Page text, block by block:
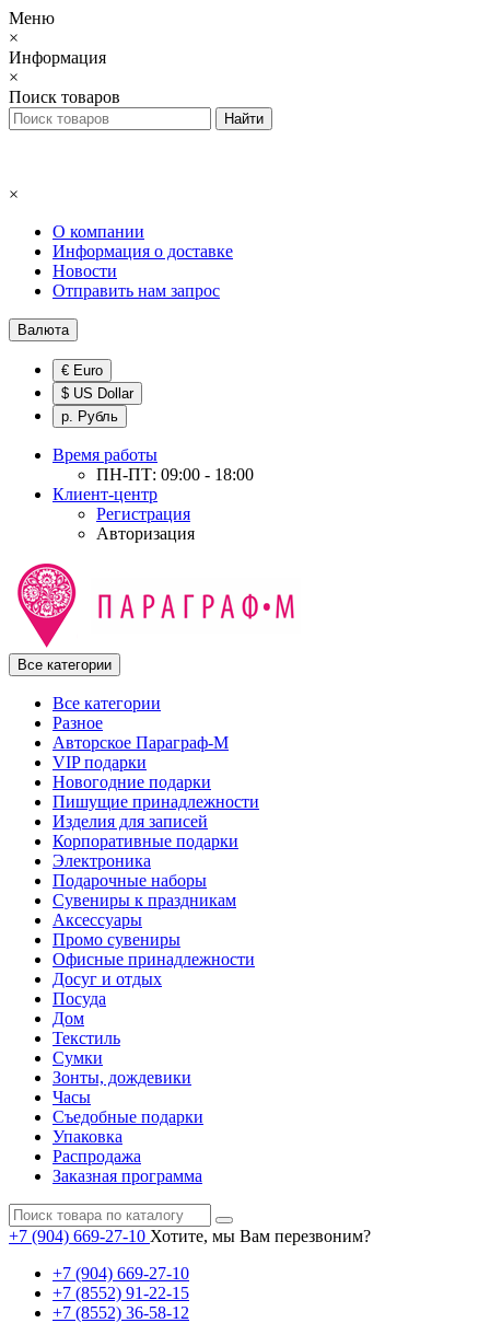
Меню
×
Информация
×
Поиск товаров
×
О компании
Информация о доставке
Новости
Отправить нам запрос
Валюта
€ Euro
$ US Dollar
р. Рубль
Время работы
ПН-ПТ: 09:00 - 18:00
Клиент-центр
Регистрация
Авторизация
Все категории
Все категории
Разное
Авторское Параграф-М
VIP подарки
Новогодние подарки
Пишущие принадлежности
Изделия для записей
Корпоративные подарки
Электроника
Подарочные наборы
Сувениры к праздникам
Аксессуары
Промо сувениры
Офисные принадлежности
Досуг и отдых
Посуда
Дом
Текстиль
Сумки
Зонты, дождевики
Часы
Съедобные подарки
Упаковка
Распродажа
Заказная программа
+7 (904) 669-27-10 Хотите, мы Вам перезвоним?
+7 (904) 669-27-10
+7 (8552) 91-22-15
+7 (8552) 36-58-12